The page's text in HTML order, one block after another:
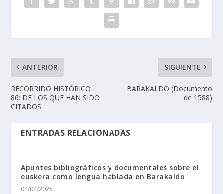
ANTERIOR
RECORRIDO HISTÓRICO
86: DE LOS QUE HAN SIDO
CITADOS
SIGUIENTE
BARAKALDO (Documento
de 1588)
ENTRADAS RELACIONADAS
Apuntes bibliográficos y documentales sobre el
euskera como lengua hablada en Barakaldo
04/04/2025